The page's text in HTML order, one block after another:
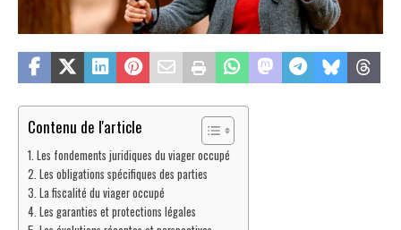
Contenu de l'article
Les fondements juridiques du viager occupé
Les obligations spécifiques des parties
La fiscalité du viager occupé
Les garanties et protections légales